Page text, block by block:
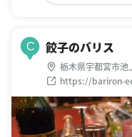
C 餃子のバリス
栃木県宇都宮市池
https://bariron-